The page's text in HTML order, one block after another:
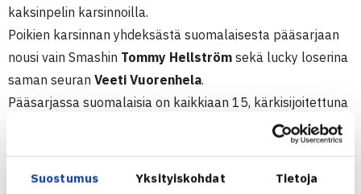
Suostumus Yksityiskohdat Tietoja
kaksinpelin karsinnoilla.
Poikien karsinnan yhdeksästä suomalaisesta pääsarjaan
nousi vain Smashin Tommy Hellström sekä lucky loserina
saman seuran Veeti Vuorenhela.
Pääsarjassa suomalaisia on kaikkiaan 15, kärkisijoitettuna
Tyttöjen kaksinpelin karsinnan yhdeksästä suomalaisesta
ei kukaan noussut pääsarjaan. Karsintojen toisella